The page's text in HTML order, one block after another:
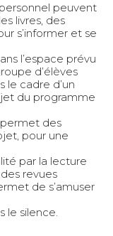
peuvent
livres, des
s’informer et se
l’espace prévu
d’élèves
le cadre d’un
du programme
des
pour une
par la lecture
revues
de s’amuser
le silence.